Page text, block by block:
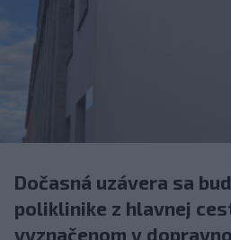
Dočasná uzávera sa
poliklinike z hlavnej
vyznačenom v